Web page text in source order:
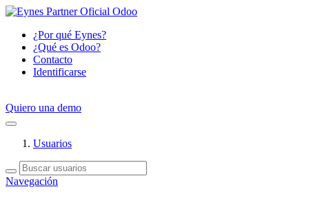
¿Por qué Eynes?
¿Qué es Odoo?
Contacto
Identificarse
Quiero una demo
Usuarios
Navegación